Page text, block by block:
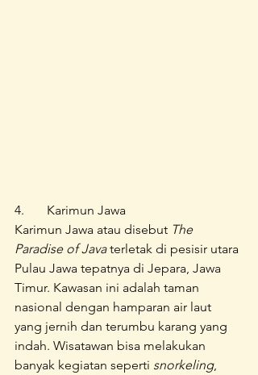
4.	Karimun Jawa
Karimun Jawa atau disebut The
Paradise of Java terletak di pesisir utara
Pulau Jawa tepatnya di Jepara, Jawa
Timur. Kawasan ini adalah taman
nasional dengan hamparan air laut
yang jernih dan terumbu karang yang
indah. Wisatawan bisa melakukan
banyak kegiatan seperti snorkeling,